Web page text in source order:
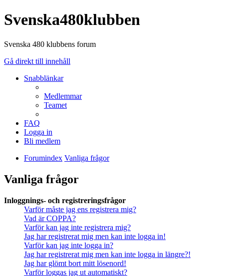
Svenska480klubben
Svenska 480 klubbens forum
Gå direkt till innehåll
Snabblänkar
Medlemmar
Teamet
FAQ
Logga in
Bli medlem
Forumindex Vanliga frågor
Vanliga frågor
Inloggnings- och registreringsfrågor
Varför måste jag ens registrera mig?
Vad är COPPA?
Varför kan jag inte registrera mig?
Jag har registrerat mig men kan inte logga in!
Varför kan jag inte logga in?
Jag har registrerat mig men kan inte logga in längre?!
Jag har glömt bort mitt lösenord!
Varför loggas jag ut automatiskt?